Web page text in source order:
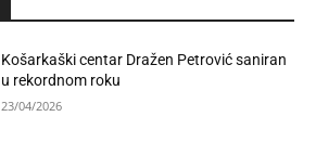
Košarkaški centar Dražen Petrović saniran
u rekordnom roku
23/04/2026